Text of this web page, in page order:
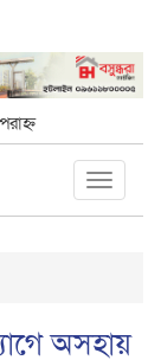
Toggle
অসহায়